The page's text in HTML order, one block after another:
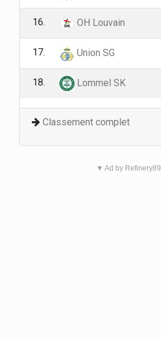
16. OH Louvain
17. Union SG
18. Lommel SK
Classement complet
▼ Ad by Refinery89